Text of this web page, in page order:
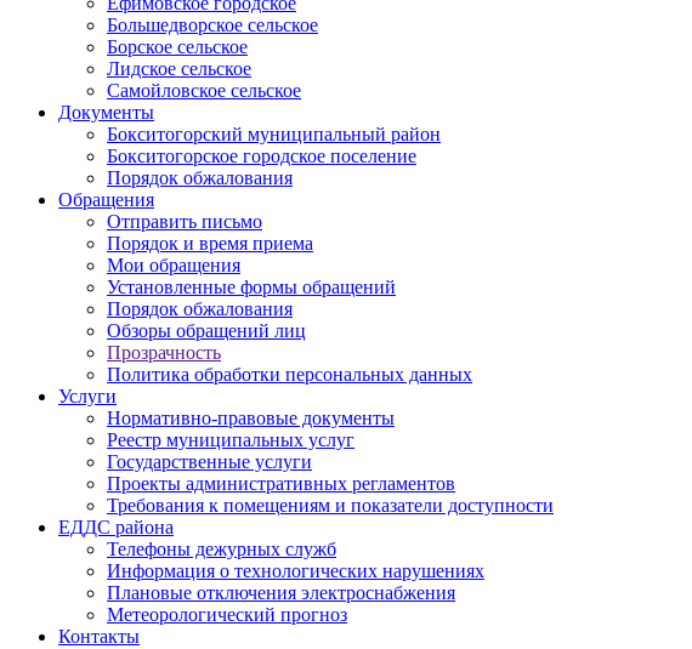
Большедворское сельское
Борское сельское
Лидское сельское
Самойловское сельское
Документы
Бокситогорский муниципальный район
Бокситогорское городское поселение
Порядок обжалования
Обращения
Отправить письмо
Порядок и время приема
Мои обращения
Установленные формы обращений
Порядок обжалования
Обзоры обращений лиц
Прозрачность
Политика обработки персональных данных
Услуги
Нормативно-правовые документы
Реестр муниципальных услуг
Государственные услуги
Проекты административных регламентов
Требования к помещениям и показатели доступности
ЕДДС района
Телефоны дежурных служб
Информация о технологических нарушениях
Плановые отключения электроснабжения
Метеорологический прогноз
Контакты